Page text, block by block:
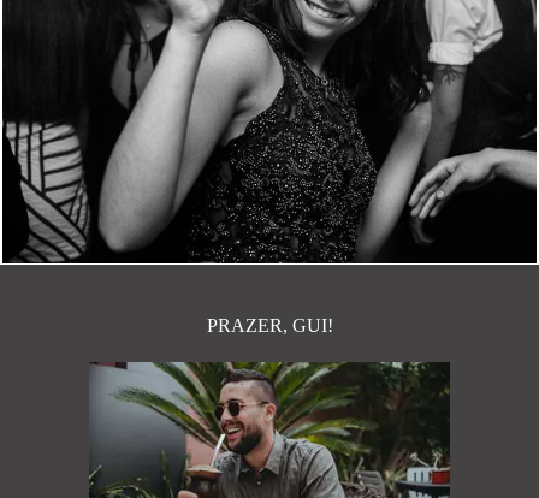
1270 40
PRAZER, GUI!